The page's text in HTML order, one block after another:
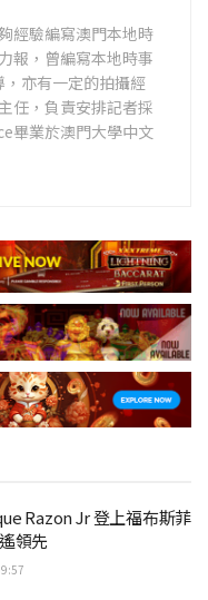
經驗編寫澳門本地時
報，曾編寫本地時事
亦有一定的拍攝經
任，負責安排記者採
畢業於澳門大學中文
Razon Jr 登上福布斯菲
領先